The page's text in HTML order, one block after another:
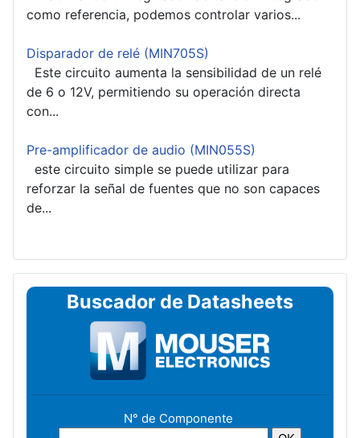
como referencia, podemos controlar varios...
Disparador de relé (MIN705S)
Este circuito aumenta la sensibilidad de un relé
de 6 o 12V, permitiendo su operación directa
con...
Pre-amplificador de audio (MIN055S)
este circuito simple se puede utilizar para
reforzar la señal de fuentes que no son capaces
de...
Buscador de Datasheets
N° de Componente